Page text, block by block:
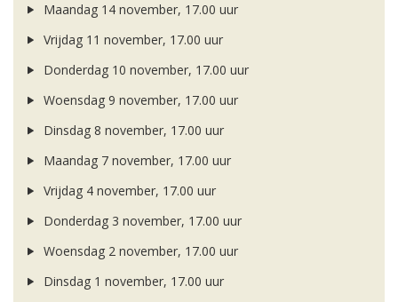
Maandag 14 november, 17.00 uur
Vrijdag 11 november, 17.00 uur
Donderdag 10 november, 17.00 uur
Woensdag 9 november, 17.00 uur
Dinsdag 8 november, 17.00 uur
Maandag 7 november, 17.00 uur
Vrijdag 4 november, 17.00 uur
Donderdag 3 november, 17.00 uur
Woensdag 2 november, 17.00 uur
Dinsdag 1 november, 17.00 uur